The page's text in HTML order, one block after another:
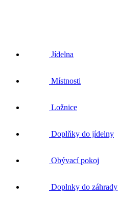
Jídelna
Místnosti
Ložnice
Doplňky do jídelny
Obývací pokoj
Doplnky do záhrady